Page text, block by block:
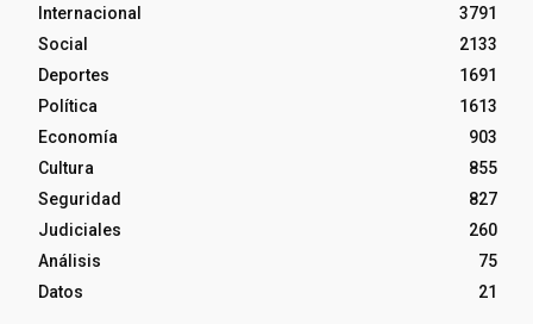
Internacional
3791
Social
2133
Deportes
1691
Política
1613
Economía
903
Cultura
855
Seguridad
827
Judiciales
260
Análisis
75
Datos
21